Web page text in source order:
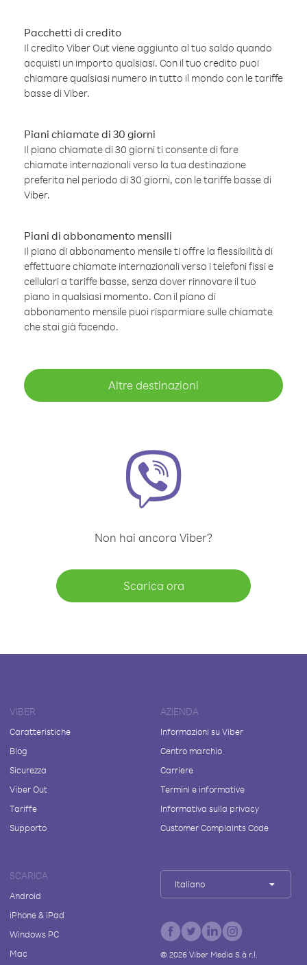
Pacchetti di credito
Il credito Viber Out viene aggiunto al tuo saldo quando
acquisti un importo qualsiasi. Con il tuo credito puoi
chiamare qualsiasi numero in tutto il mondo con le tariffe
basse di Viber.
Piani chiamate di 30 giorni
Il piano chiamate di 30 giorni ti consente di fare
chiamate internazionali verso la tua destinazione
preferita nel periodo di 30 giorni, con le tariffe basse di
Viber.
Piani di abbonamento mensili
Il piano di abbonamento mensile ti offre la flessibilità di
effettuare chiamate internazionali verso i telefoni fissi e
cellulari a tariffe basse, senza dover rinnovare il tuo
piano in qualsiasi momento. Con il piano di
abbonamento mensile puoi risparmiare sulle chiamate
che stai già facendo.
Altre destinazioni
Non hai ancora Viber?
Scarica ora
VIBER
Caratteristiche
Blog
Sicurezza
Viber Out
Tariffe
Supporto
AZIENDA
Informazioni su Viber
Centro marchio
Carriere
Termini e informative
Informativa sulla privacy
Customer Complaints Code
SCARICA
Android
iPhone & iPad
Windows PC
Mac
Italiano
© 2026Viber Media S.à r.l.